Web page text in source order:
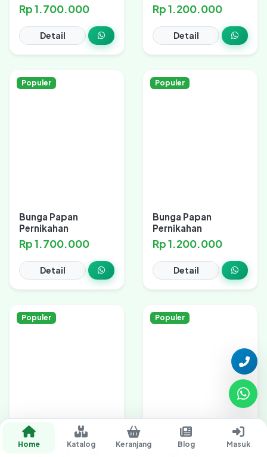
Rp 1.700.000
Detail
Rp 1.200.000
Detail
Populer
Bunga Papan
Pernikahan
Rp 1.700.000
Detail
Populer
Bunga Papan
Pernikahan
Rp 1.200.000
Detail
Populer
Bunga Meja Mawar
Populer
Bunga Papan
Home Katalog Keranjang Blog Masuk